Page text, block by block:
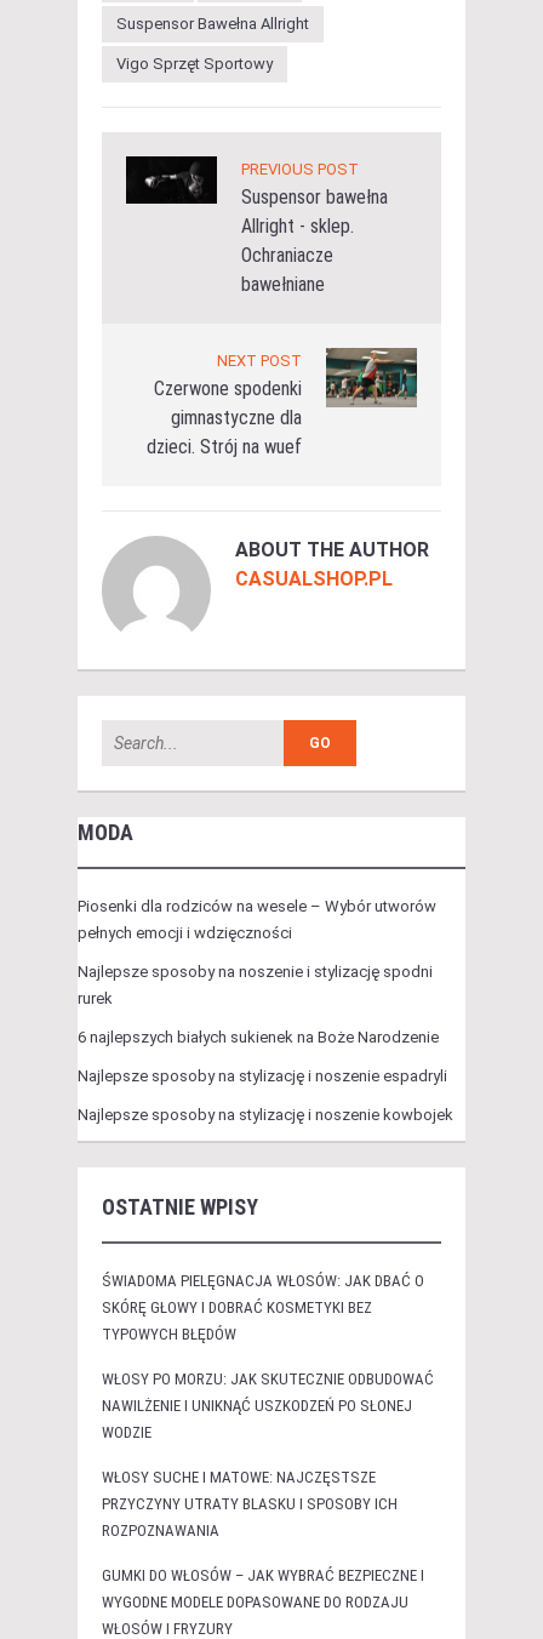
Suspensor Bawełna Allright
Vigo Sprzęt Sportowy
PREVIOUS POST
Suspensor bawełna
Allright - sklep.
Ochraniacze
bawełniane
NEXT POST
Czerwone spodenki
gimnastyczne dla
dzieci. Strój na wuef
ABOUT THE AUTHOR
CASUALSHOP.PL
MODA
Piosenki dla rodziców na wesele – Wybór utworów
pełnych emocji i wdzięczności
Najlepsze sposoby na noszenie i stylizację spodni
rurek
6 najlepszych białych sukienek na Boże Narodzenie
Najlepsze sposoby na stylizację i noszenie espadryli
Najlepsze sposoby na stylizację i noszenie kowbojek
OSTATNIE WPISY
ŚWIADOMA PIELĘGNACJA WŁOSÓW: JAK DBAĆ O
SKÓRĘ GŁOWY I DOBRAĆ KOSMETYKI BEZ
TYPOWYCH BŁĘDÓW
WŁOSY PO MORZU: JAK SKUTECZNIE ODBUDOWAĆ
NAWILŻENIE I UNIKNĄĆ USZKODZEŃ PO SŁONEJ
WODZIE
WŁOSY SUCHE I MATOWE: NAJCZĘSTSZE
PRZYCZYNY UTRATY BLASKU I SPOSOBY ICH
ROZPOZNAWANIA
GUMKI DO WŁOSÓW – JAK WYBRAĆ BEZPIECZNE I
WYGODNE MODELE DOPASOWANE DO RODZAJU
WŁOSÓW I FRYZURY